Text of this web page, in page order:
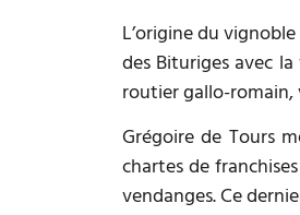
L’origine du
des Bituriges avec
routier gallo-romain,
Grégoire de Tours
chartes de
vendanges. Ce